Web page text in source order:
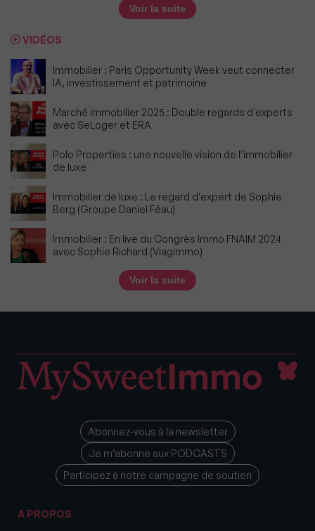
Voir la suite
VIDÉOS
Immobilier : Paris Opportunity Week veut connecter
IA, investissement et patrimoine
Marché immobilier 2025 : Double regards d'experts
avec SeLoger et ERA
Polo Properties : une nouvelle vision de l’immobilier
de luxe
Immobilier de luxe : Le regard d'expert de Sophie
Berg (Groupe Daniel Féau)
Immobilier : En live du Congrès Immo FNAIM 2024
avec Sophie Richard (Viagimmo)
Voir la suite
Abonnez-vous à la newsletter
Je m’abonne aux PODCASTS
Participez à notre campagne de soutien
A PROPOS